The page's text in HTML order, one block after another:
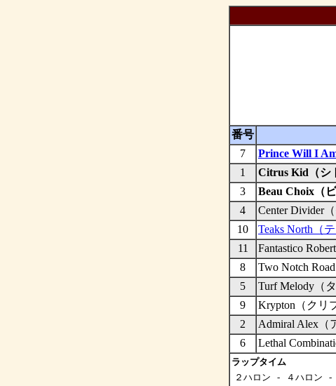
番号
7
Prince Will I
1
Citrus Kid（シ
3
Beau Choix（
4
Center Divider
10
Teaks North（
11
Fantastico
8
Two Notch
5
Turf Melody（
9
Krypton（クリ
2
Admiral Alex（
6
Lethal
ラップタイム
２ハロン
- ４ハロン -